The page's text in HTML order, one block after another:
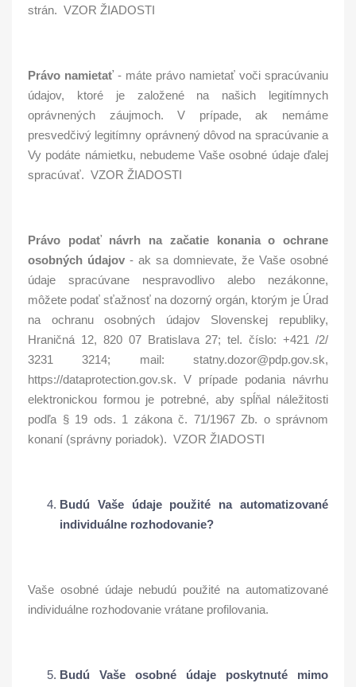
strán. VZOR ŽIADOSTI
Právo namietať- máte právo namietať voči spracúvaniu
údajov, ktoré je založené na našich legitímnych
oprávnených záujmoch. V prípade, ak nemáme
presvedčivý legitímny oprávnený dôvod na spracúvanie a
Vy podáte námietku, nebudeme Vaše osobné údaje ďalej
spracúvať. VZOR ŽIADOSTI
Právo podať návrh na začatie konania o ochrane
osobných údajov - ak sa domnievate, že Vaše osobné
údaje spracúvane nespravodlivo alebo nezákonne,
môžete podať sťažnosť na dozorný orgán, ktorým je Úrad
na ochranu osobných údajov Slovenskej republiky,
Hraničná 12, 820 07 Bratislava 27; tel. číslo: +421 /2/
3231 3214; mail: statny.dozor@pdp.gov.sk,
https://dataprotection.gov.sk. V prípade podania návrhu
elektronickou formou je potrebné, aby spĺňal náležitosti
podľa § 19 ods. 1 zákona č. 71/1967 Zb. o správnom
konaní (správny poriadok). VZOR ŽIADOSTI
Budú Vaše údaje použité na automatizované
individuálne rozhodovanie?
Vaše osobné údaje nebudú použité na automatizované
individuálne rozhodovanie vrátane profilovania.
Budú Vaše osobné údaje poskytnuté mimo